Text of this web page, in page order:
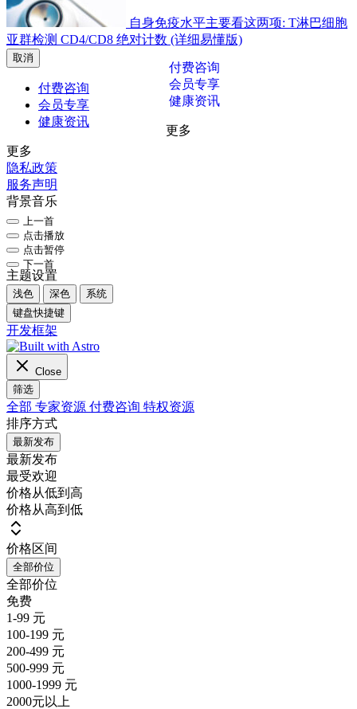
自身免疫水平主要看这两项: T淋巴细胞
亚群检测 CD4/CD8 绝对计数 (详细易懂版)
取消
付费咨询
付费咨询
会员专享
会员专享
健康资讯
健康资讯
更多
更多
隐私政策
服务声明
背景音乐
上一首
点击播放
点击暂停
下一首
主题设置
浅色 深色
系统
键盘快捷键
开发框架
Close
筛选
全部 专家资源 付费咨询 特权资源
排序方式
最新发布
最新发布
最受欢迎
价格从低到高
价格从高到低
价格区间
全部价位
全部价位
免费
1-99 元
100-199 元
200-499 元
500-999 元
1000-1999 元
2000元以上